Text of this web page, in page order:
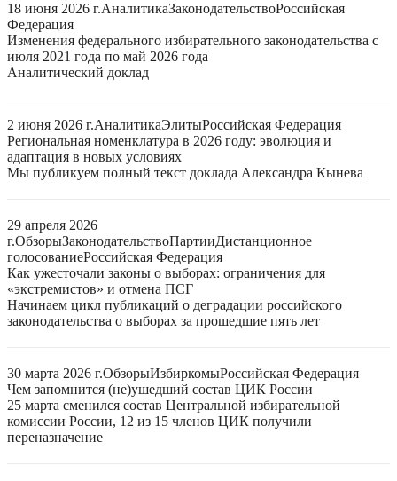
18 июня 2026 г.АналитикаЗаконодательствоРоссийская
Федерация
Изменения федерального избирательного законодательства с
июля 2021 года по май 2026 года
Аналитический доклад
2 июня 2026 г.АналитикаЭлитыРоссийская Федерация
Региональная номенклатура в 2026 году: эволюция и
адаптация в новых условиях
Мы публикуем полный текст доклада Александра Кынева
29 апреля 2026
г.ОбзорыЗаконодательствоПартииДистанционное
голосованиеРоссийская Федерация
Как ужесточали законы о выборах: ограничения для
«экстремистов» и отмена ПСГ
Начинаем цикл публикаций о деградации российского
законодательства о выборах за прошедшие пять лет
30 марта 2026 г.ОбзорыИзбиркомыРоссийская Федерация
Чем запомнится (не)ушедший состав ЦИК России
25 марта сменился состав Центральной избирательной
комиссии России, 12 из 15 членов ЦИК получили
переназначение